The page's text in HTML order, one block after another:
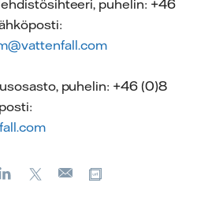
puhelin: +46
puhelin: +46 (0)8
LinkedIn
Sähköposti